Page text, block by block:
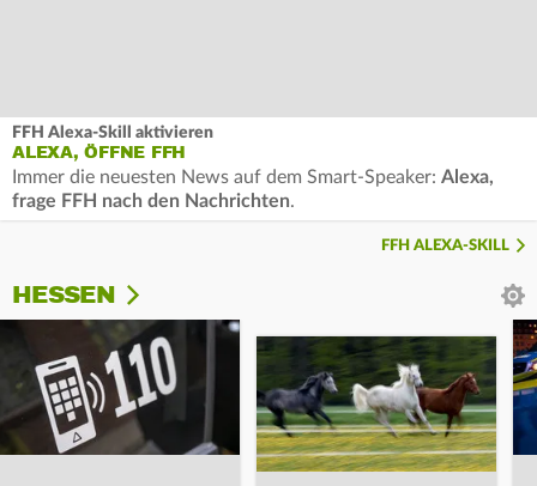
FFH Alexa-Skill aktivieren
ALEXA, ÖFFNE FFH
Immer die neuesten News auf dem Smart-Speaker: Alexa,
frage FFH nach den Nachrichten.
FFH ALEXA-SKILL
HESSEN